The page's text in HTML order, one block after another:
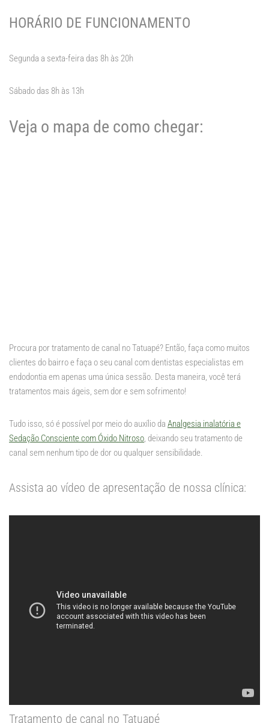
HORÁRIO DE FUNCIONAMENTO
Segunda a sexta-feira das 8h às 20h
Sábado das 8h às 13h
Veja o mapa de como chegar:
Procura por tratamento de canal no Tatuapé? Então, faça como muitos
clientes do bairro e faça o seu canal com dentistas especialistas em
endodontia em apenas uma única sessão. Desta maneira, você terá
tratamentos mais ágeis, sem dor e sem sofrimento!
Tudo isso, só é possível por meio do auxílio da Analgesia inalatória e
Sedação Consciente com Óxido Nitroso, deixando seu tratamento de
canal sem nenhum tipo de dor ou qualquer sensibilidade.
Assista ao vídeo de apresentação de nossa clínica:
Tratamento de canal no Tatuapé